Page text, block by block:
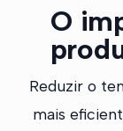
O
Reduzir o
mais